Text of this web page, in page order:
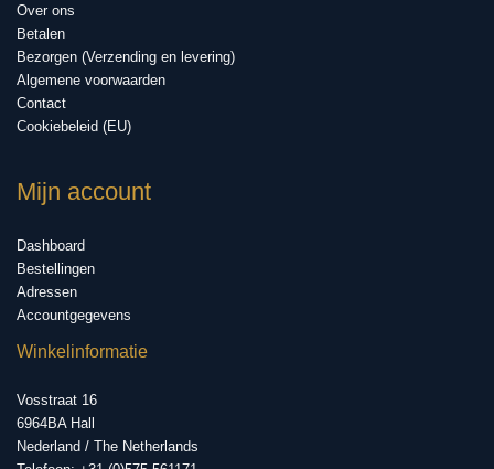
Over ons
Betalen
Bezorgen (Verzending en levering)
Algemene voorwaarden
Contact
Cookiebeleid (EU)
Mijn account
Dashboard
Bestellingen
Adressen
Accountgegevens
Winkelinformatie
Vosstraat 16
6964BA Hall
Nederland / The Netherlands